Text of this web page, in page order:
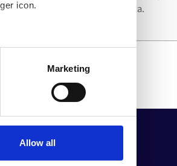
icon.
meters
functioning of the
the internet
Marketing
Allow all
och ansträngning än den första.